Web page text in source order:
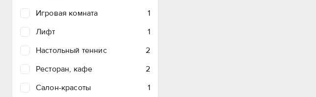
Игровая комната
1
Лифт
1
Настольный теннис
2
Ресторан, кафе
2
Салон-красоты
1